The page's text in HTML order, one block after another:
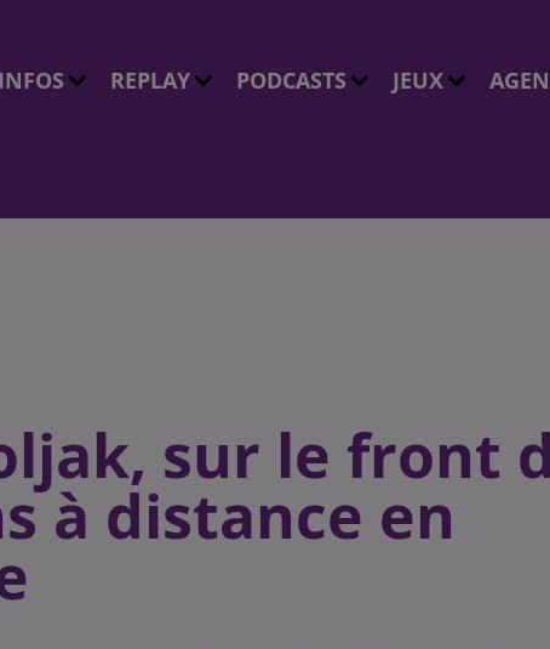
INFOS REPLAY PODCASTS JEUX
sur le front
à distance en